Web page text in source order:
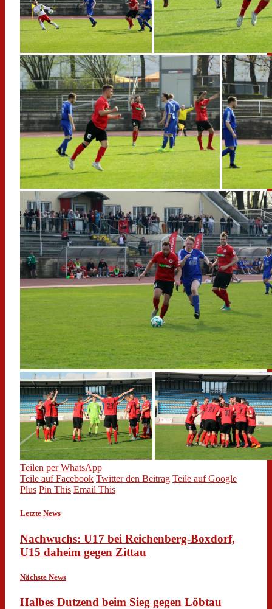
Teilen per WhatsApp
Teile auf Facebook Twitter den Beitrag Teile auf Google
Plus Pin This Email This
Letzte News
Nachwuchs: U17 bei Reichenberg-Boxdorf,
U15 daheim gegen Zittau
Nächste News
Halbes Dutzend beim Sieg gegen Löbtau